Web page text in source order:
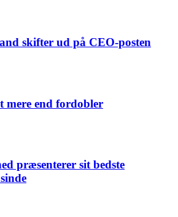
skifter ud på CEO-posten
mere end fordobler
præsenterer sit bedste